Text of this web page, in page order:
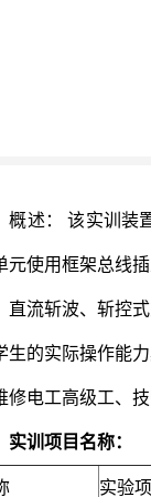
概述： 该实训装
元使用框架总线
直流斩波、斩控
生的实际操作能
修电工高级工、
实训项目名称：
实验